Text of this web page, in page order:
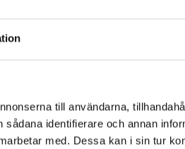
till användarna,
identifierare och annan
med. Dessa kan i sin tur